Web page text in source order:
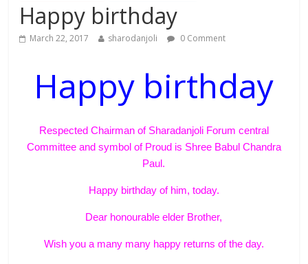
Happy birthday
March 22, 2017 sharodanjoli 0 Comment
Happy birthday
Respected Chairman of Sharadanjoli Forum central
Committee and symbol of Proud is Shree Babul Chandra
Paul.
Happy birthday of him, today.
Dear honourable elder Brother,
Wish you a many many happy returns of the day.